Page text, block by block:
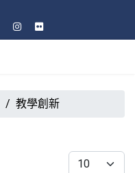
教學創新
每頁顯示條數